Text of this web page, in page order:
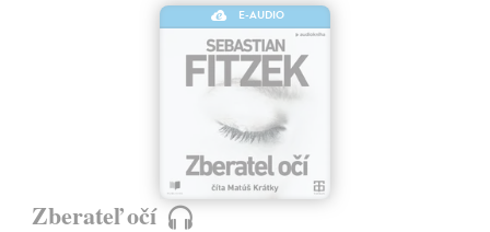
E-AUDIO
Zberateľ očí